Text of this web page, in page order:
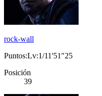
rock-wall
Puntos:Lv:1/11'51"25
Posición
39